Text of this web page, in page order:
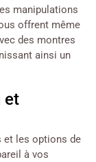
manipulations
offrent même
des montres
ainsi un
et
et les options de
à vos